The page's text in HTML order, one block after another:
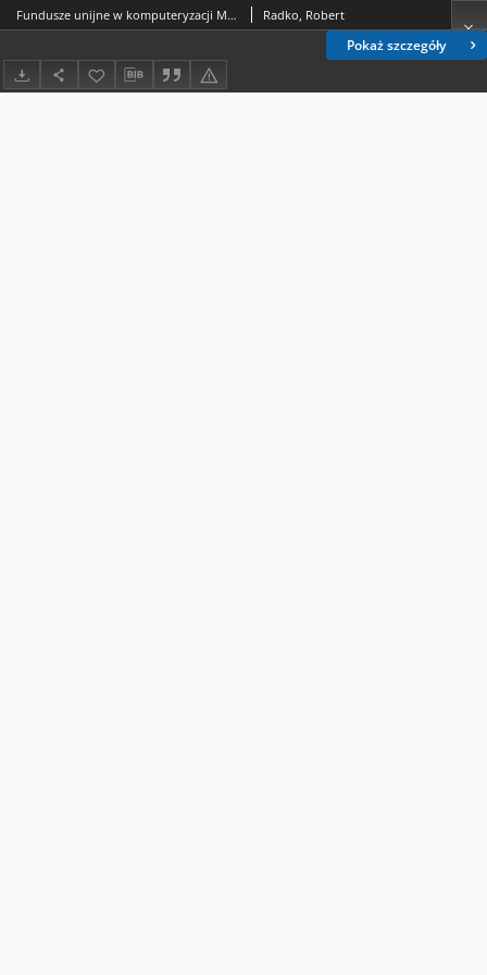
Pokaż szczegóły
Fundusze unijne w komputeryzacji Miejskiej Biblioteki Publicznej im. H. Łopacińskiego w Lublinie Radko, Robert